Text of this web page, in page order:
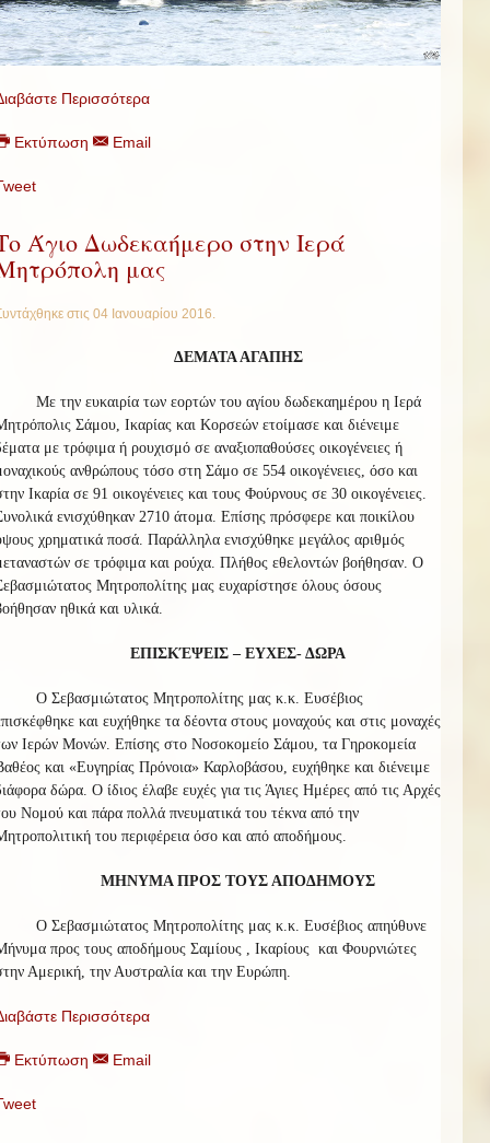
Περισσότερα
Εκτύπωση Email
Άγιο Δωδεκαήμερο στην Ιερά
μας
στις 04 Ιανουαρίου 2016.
ΔΕΜΑΤΑ ΑΓΑΠΗΣ
Με την ευκαιρία των εορτών του αγίου δωδεκαημέρου η Ιερά
Σάμου, Ικαρίας και Κορσεών ετοίμασε και διένειμε
με τρόφιμα ή ρουχισμό σε αναξιοπαθούσες οικογένειες ή
ανθρώπους τόσο στη Σάμο σε 554 οικογένειες, όσο και
Ικαρία σε 91 οικογένειες και τους Φούρνους σε 30 οικογένειες.
ενισχύθηκαν 2710 άτομα. Επίσης πρόσφερε και ποικίλου
χρηματικά ποσά. Παράλληλα ενισχύθηκε μεγάλος αριθμός
σε τρόφιμα και ρούχα. Πλήθος εθελοντών βοήθησαν. O
Μητροπολίτης μας ευχαρίστησε όλους όσους
ηθικά και υλικά.
ΕΠΙΣΚΈΨΕΙΣ – ΕΥΧΕΣ- ΔΩΡΑ
Ο Σεβασμιώτατος Μητροπολίτης μας κ.κ. Ευσέβιος
και ευχήθηκε τα δέοντα στους μοναχούς και στις μοναχές
Ιερών Μονών. Επίσης στο Νοσοκομείο Σάμου, τα Γηροκομεία
και «Ευγηρίας Πρόνοια» Καρλοβάσου, ευχήθηκε και διένειμε
δώρα. Ο ίδιος έλαβε ευχές για τις Άγιες Ημέρες από τις Αρχές
Νομού και πάρα πολλά πνευματικά του τέκνα από την
του περιφέρεια όσο και από αποδήμους.
ΜΗΝΥΜΑ ΠΡΟΣ ΤΟΥΣ ΑΠΟΔΗΜΟΥΣ
Ο Σεβασμιώτατος Μητροπολίτης μας κ.κ. Ευσέβιος απηύθυνε
προς τους αποδήμους Σαμίους , Ικαρίους και Φουρνιώτες
Αμερική, την Αυστραλία και την Ευρώπη.
Περισσότερα
Εκτύπωση Email